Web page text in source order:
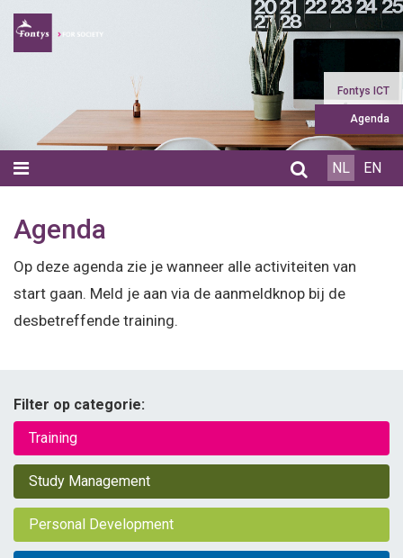
Fontys ICT
Agenda
NL EN
Agenda
Aanbod
Medewerkers
Studiecoaches
Agenda
Op deze agenda zie je wanneer alle activiteiten van
start gaan. Meld je aan via de aanmeldknop bij de
desbetreffende training.
Filter op categorie:
Training
Study Management
Personal Development